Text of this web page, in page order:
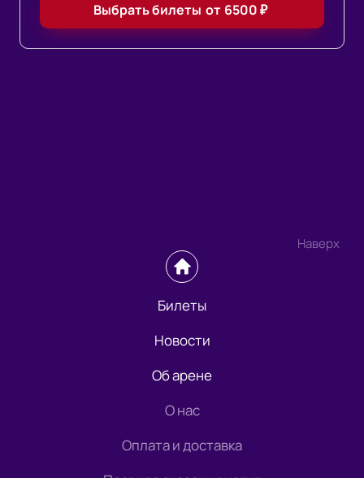
Выбрать билеты от 6500₽
Наверх
Билеты
Новости
Об арене
О нас
Оплата и доставка